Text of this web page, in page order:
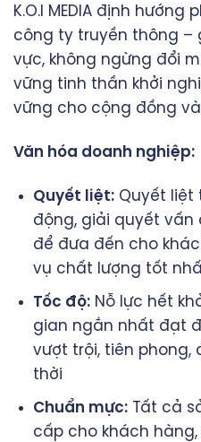
K.O.I MEDIA định
công ty truyền thông –
vực, không ngừng đổi
vững tinh thần khởi
vững cho cộng đồng
Văn hóa doanh nghiệp:
Quyết liệt: Quyết liệt
động, giải quyết vấn
để đưa đến cho
vụ chất lượng tốt
Tốc độ: Nỗ lực hết
gian ngắn nhất đạt
vượt trội, tiên phong,
thời
Chuẩn mực: Tất cả
cấp cho khách